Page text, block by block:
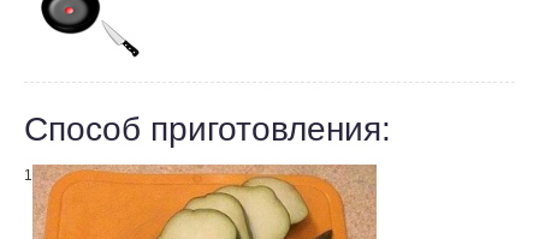
Способ приготовления:
1